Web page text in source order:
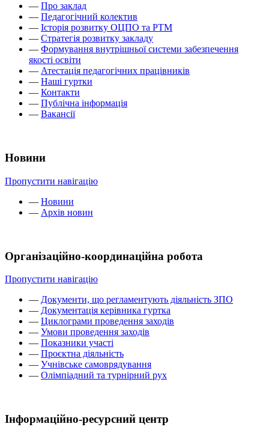
— Про заклад
— Педагогічний колектив
— Історія розвитку ОЦПО та РТМ
— Стратегія розвитку закладу
— Формування внутрішньої системи забезпечення
якості освіти
— Атестація педагогічних працівників
— Наші гуртки
— Контакти
— Публічна інформація
— Вакансії
Новини
Пропустити навігацію
— Новини
— Архів новин
Організаційно-координаційна робота
Пропустити навігацію
— Документи, що регламентують діяльність ЗПО
— Документація керівника гуртка
— Циклограми проведення заходів
— Умови проведення заходів
— Показники участі
— Проєктна діяльність
— Учнівське самоврядування
— Олімпіадний та турнірний рух
Інформаційно-ресурсний центр